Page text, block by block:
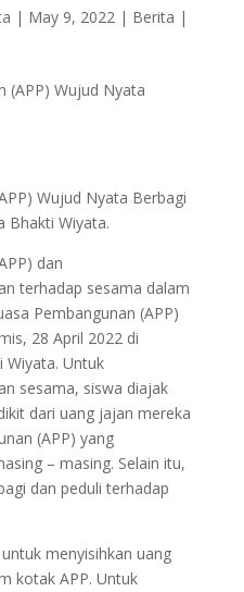
| May 9, 2022| Berita |
Wujud Nyata Berbagi
Bhakti Wiyata.
dan
terhadap sesama dalam
Pembangunan (APP)
28 April 2022 di
Wiyata. Untuk
sesama, siswa diajak
dari uang jajan mereka
(APP) yang
– masing. Selain itu,
dan peduli terhadap
menyisihkan uang
kotak APP. Untuk